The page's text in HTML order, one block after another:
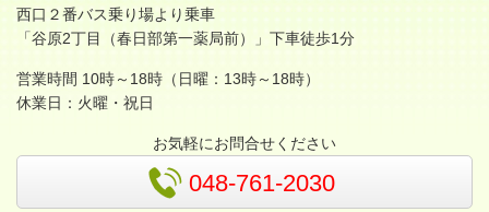
西口２番バス乗り場より乗車
「谷原2丁目（春日部第一薬局前）」下車徒歩1分
営業時間 10時～18時（日曜：13時～18時）
休業日：火曜・祝日
お気軽にお問合せください
048-761-2030